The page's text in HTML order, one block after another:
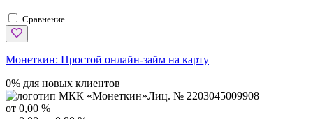
Сравнение
Монеткин: Простой онлайн-займ на карту
0% для новых клиентов
Лиц. № 2203045009908
от 0,00 %